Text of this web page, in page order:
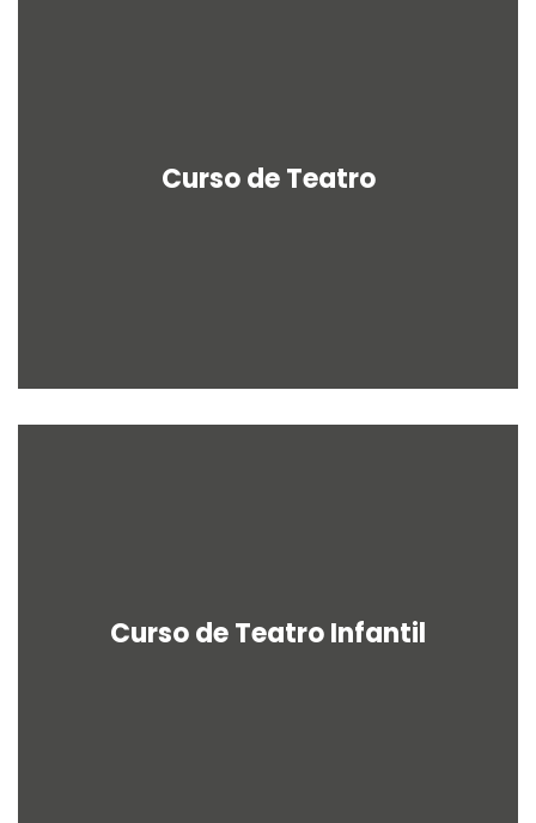
Curso de Teatro
Curso de Teatro Infantil